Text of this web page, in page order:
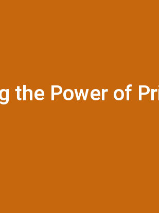
the Power of